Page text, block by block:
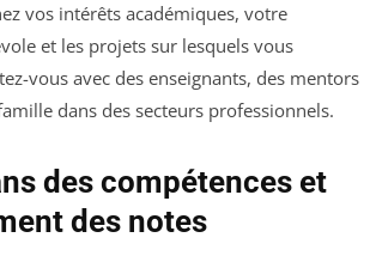
vos intérêts académiques, votre
et les projets sur lesquels vous
vous avec des enseignants, des mentors
dans des secteurs professionnels.
des compétences et
des notes